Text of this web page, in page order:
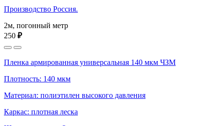
Производство Россия.
2м, погонный метр
250 ₽
Пленка армированная универсальная 140 мкм ЧЗМ
Плотность: 140 мкм
Материал: полиэтилен высокого давления
Каркас: плотная леска